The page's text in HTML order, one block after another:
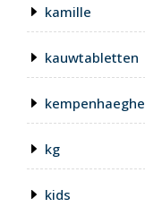
kamille
kauwtabletten
kempenhaeghe
kg
kids